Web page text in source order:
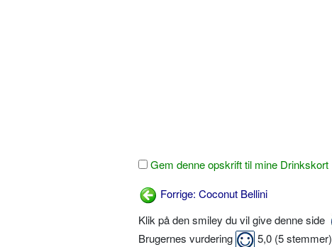
Gem denne opskrift til mine Drinkskort
Forrige: Coconut Bellini
Klik på den smiley du vil give denne side
Brugernes vurdering
5,0 (5stemmer)